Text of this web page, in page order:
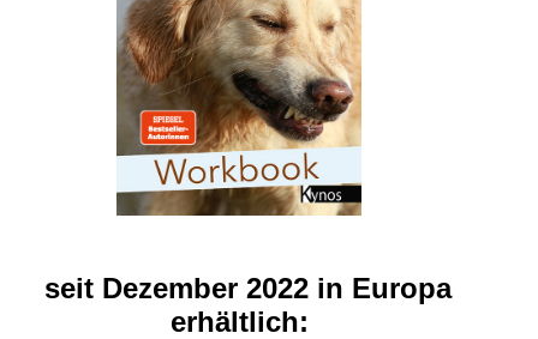
seit Dezember 2022 in Europa
erhältlich: